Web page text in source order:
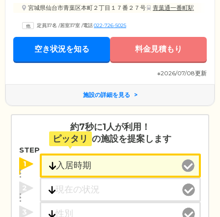
宮城県仙台市青葉区本町２丁目１７番２７号 青葉通一番町駅
定員37名 /居室37室 /電話022-726-5025
空き状況を知る 料金見積もり
※2026/07/08更新
施設の詳細を見る
約7秒に1人が利用！
ピッタリ の施設を提案します
STEP
1
2
3